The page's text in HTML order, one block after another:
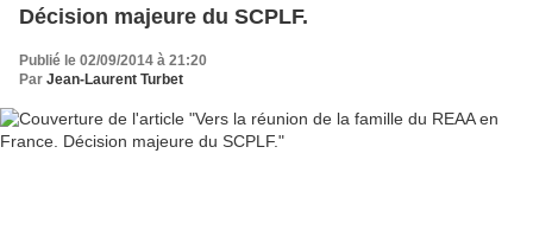
Décision majeure du SCPLF.
Publié le 02/09/2014 à 21:20
Par Jean-Laurent Turbet